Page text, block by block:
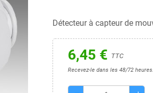
Détecteur à capteur de
6,45 € TTC
Recevez-le dans les 48/72 heures.